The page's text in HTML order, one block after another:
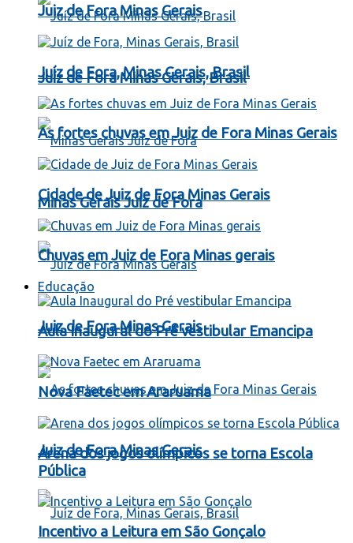
Juíz de Fora Minas Gerais, Brasil
Minas Gerais Juiz de Fora
Juiz de Fora Minas Gerais
Juiz de Fora Minas Gerais
Juiz de Fora Minas Gerais
Juíz de Fora, Minas Gerais, Brasil
As fortes chuvas em Juiz de Fora Minas Gerais
Cidade de Juiz de Fora Minas Gerais
Chuvas em Juiz de Fora Minas gerais
Educação
Aula Inaugural do Pré vestibular Emancipa
Nova Faetec em Araruama
Arena dos jogos olímpicos se torna Escola
Pública
Incentivo a Leitura em São Gonçalo